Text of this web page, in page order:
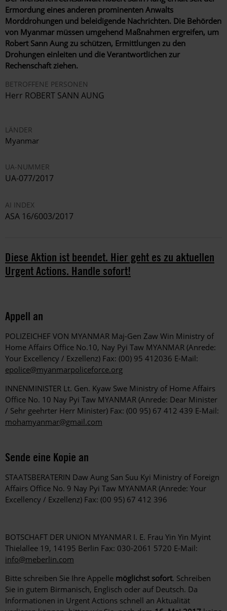
Ermordung eines anderen prominenten Anwalts
Morddrohungen und beleidigende Nachrichten. Die Behörden
von Myanmar müssen umgehend Maßnahmen ergreifen, um
Robert Sann Aung zu schützen, Ermittlungen zu den
Drohungen einleiten und die Verantwortlichen zur
Rechenschaft ziehen.
BETROFFENE PERSONEN
Herr ROBERT SANN AUNG
LÄNDER
Myanmar
UA-NUMMER
UA-077/2017
AI INDEX
ASA 16/6003/2017
Diese Aktion ist beendet. Hier geht es zu aktuellen
Urgent Actions. Handle sofort!
Appell an
POLIZEICHEF VON MYANMAR Maj-Gen Zaw Win Ministry of
Home Affairs Office No.10, Nay Pyi Taw MYANMAR (Anrede:
Your Excellency / Exzellenz) Fax: (00) 95 412036 E-Mail:
epolice@myanmarpoliceforce.org
INNENMINISTER Lt. Gen. Kyaw Swe Ministry of Home Affairs
Office No. 10 Nay Pyi Taw MYANMAR (Anrede: Dear Minister
/ Sehr geehrter Herr Minister) Fax: (00 95) 67 412 439 E-Mail:
mohamyanmar@gmail.com
Sende eine Kopie an
STAATSBERATERIN Daw Aung San Suu Kyi Ministry of Foreign
Affairs Office No. 9 Nay Pyi Taw MYANMAR (Anrede: Your
Excellency / Exzellenz) Fax: (00 95) 67 412 396
BOTSCHAFT DER UNION MYANMAR I. E. Frau Yin Yin Myint
Thielallee 19, 14195 Berlin Fax: 030-2061 5720 E-Mail:
info@meberlin.com
Bitte schreiben Sie Ihre Appelle möglichst sofort. Schreiben
Sie in gutem Birmanisch, Englisch oder auf Deutsch. Da
Informationen in Urgent Actions schnell an Aktualität